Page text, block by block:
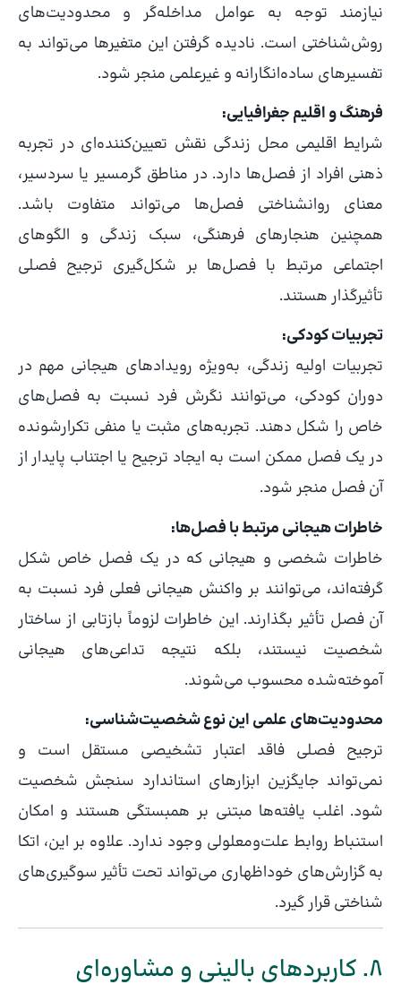
نیازمند توجه به عوامل مداخله‌گر و محدودیت‌های
روش‌شناختی است. نادیده گرفتن این متغیرها می‌تواند به
تفسیرهای ساده‌انگارانه و غیرعلمی منجر شود.
فرهنگ و اقلیم جغرافیایی:
شرایط اقلیمی محل زندگی نقش تعیین‌کننده‌ای در تجربه
ذهنی افراد از فصل‌ها دارد. در مناطق گرمسیر یا سردسیر،
معنای روانشناختی فصل‌ها می‌تواند متفاوت باشد.
همچنین هنجارهای فرهنگی، سبک زندگی و الگوهای
اجتماعی مرتبط با فصل‌ها بر شکل‌گیری ترجیح فصلی
تأثیرگذار هستند.
تجربیات کودکی:
تجربیات اولیه زندگی، به‌ویژه رویدادهای هیجانی مهم در
دوران کودکی، می‌توانند نگرش فرد نسبت به فصل‌های
خاص را شکل دهند. تجربه‌های مثبت یا منفی تکرارشونده
در یک فصل ممکن است به ایجاد ترجیح یا اجتناب پایدار از
آن فصل منجر شود.
خاطرات هیجانی مرتبط با فصل‌ها:
خاطرات شخصی و هیجانی که در یک فصل خاص شکل
گرفته‌اند، می‌توانند بر واکنش هیجانی فعلی فرد نسبت به
آن فصل تأثیر بگذارند. این خاطرات لزوماً بازتابی از ساختار
شخصیت نیستند، بلکه نتیجه تداعی‌های هیجانی
آموخته‌شده محسوب می‌شوند.
محدودیت‌های علمی این نوع شخصیت‌شناسی:
ترجیح فصلی فاقد اعتبار تشخیصی مستقل است و
نمی‌تواند جایگزین ابزارهای استاندارد سنجش شخصیت
شود. اغلب یافته‌ها مبتنی بر همبستگی هستند و امکان
استنباط روابط علت‌ومعلولی وجود ندارد. علاوه بر این، اتکا
به گزارش‌های خوداظهاری می‌تواند تحت تأثیر سوگیری‌های
شناختی قرار گیرد.
8. کاربردهای بالینی و مشاوره‌ای